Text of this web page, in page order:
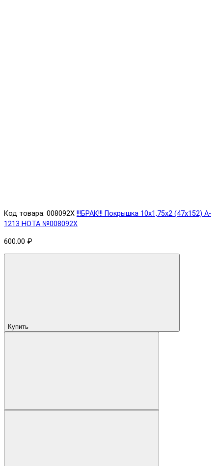
Код товара: 008092X !!!БРАК!!! Покрышка 10х1,75х2 (47x152) A-
1213 HOTA №008092X
600.00 ₽
Купить